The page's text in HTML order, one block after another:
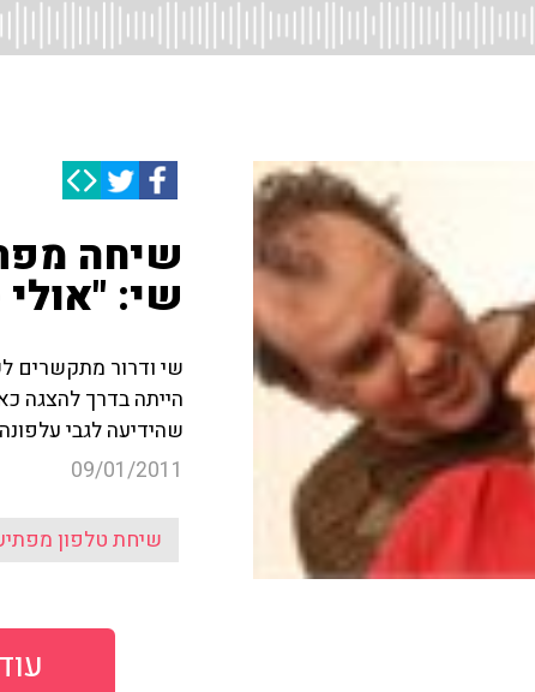
שיחה
שי:
שי ודרור
הייתה בדרך להצגה
שהידיעה לגבי
09/01/2011
שיחת טלפון